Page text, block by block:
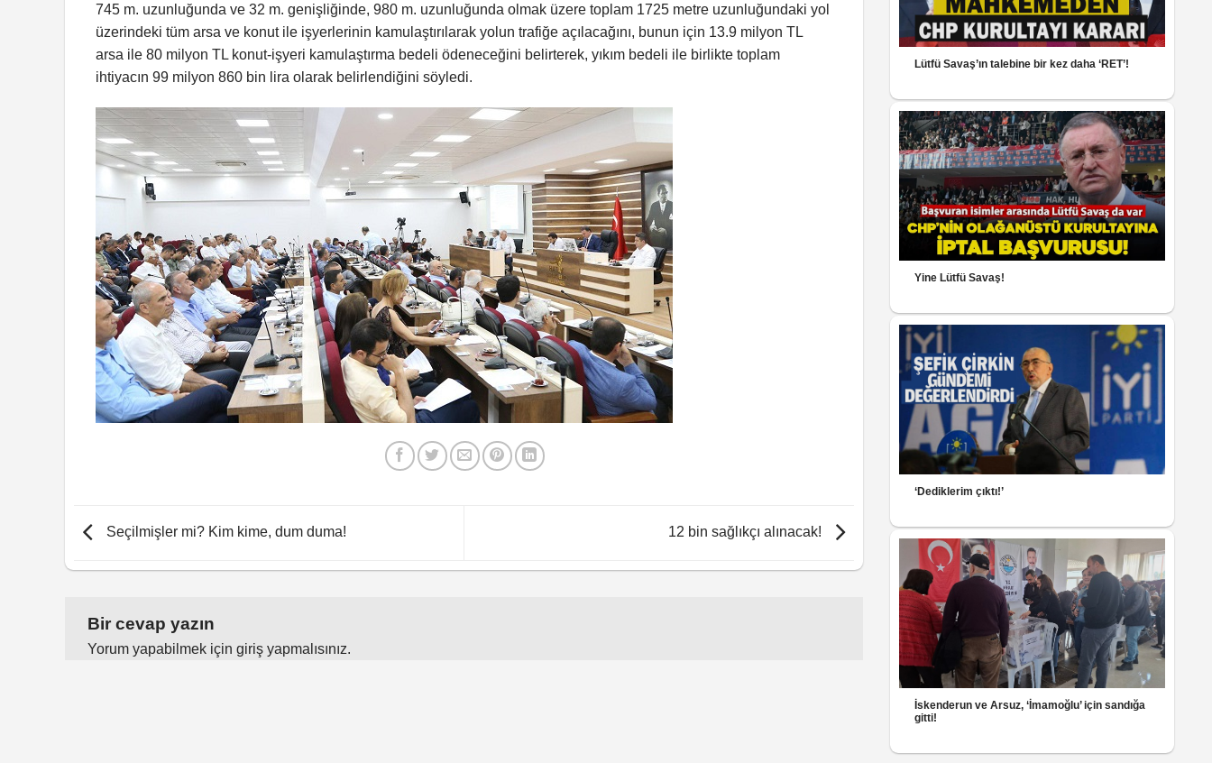
745 m. uzunluğunda ve 32 m. genişliğinde, 980 m. uzunluğunda olmak üzere toplam 1725 metre uzunluğundaki yol
üzerindeki tüm arsa ve konut ile işyerlerinin kamulaştırılarak yolun trafiğe açılacağını, bunun için 13.9 milyon TL
arsa ile 80 milyon TL konut-işyeri kamulaştırma bedeli ödeneceğini belirterek, yıkım bedeli ile birlikte toplam
ihtiyacın 99 milyon 860 bin lira olarak belirlendiğini söyledi.
Seçilmişler mi? Kim kime, dum duma! 12 bin sağlıkçı alınacak!
Bir cevap yazın
Yorum yapabilmek için giriş yapmalısınız.
Lütfü Savaş’ın talebine bir kez daha ‘RET’!
Yine Lütfü Savaş!
‘Dediklerim çıktı!’
İskenderun ve Arsuz, ‘İmamoğlu’ için sandığa
gitti!